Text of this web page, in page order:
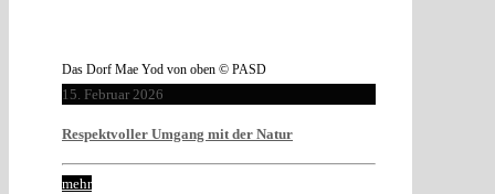
Das Dorf Mae Yod von oben © PASD
15. Februar 2026
Respektvoller Umgang mit der Natur
mehr